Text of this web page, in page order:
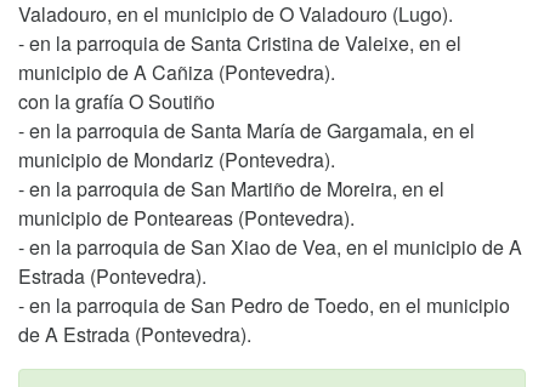
Valadouro, en el municipio de O Valadouro (Lugo).
- en la parroquia de Santa Cristina de Valeixe, en el
municipio de A Cañiza (Pontevedra).
con la grafía O Soutiño
- en la parroquia de Santa María de Gargamala, en el
municipio de Mondariz (Pontevedra).
- en la parroquia de San Martiño de Moreira, en el
municipio de Ponteareas (Pontevedra).
- en la parroquia de San Xiao de Vea, en el municipio de A
Estrada (Pontevedra).
- en la parroquia de San Pedro de Toedo, en el municipio
de A Estrada (Pontevedra).